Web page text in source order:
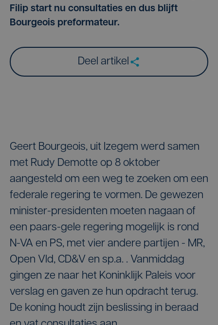
Filip start nu consultaties en dus blijft
Bourgeois preformateur.
Deel artikel
Geert Bourgeois, uit Izegem werd samen
met Rudy Demotte op 8 oktober
aangesteld om een weg te zoeken om een
federale regering te vormen. De gewezen
minister-presidenten moeten nagaan of
een paars-gele regering mogelijk is rond
N-VA en PS, met vier andere partijen - MR,
Open Vld, CD&V en sp.a. . Vanmiddag
gingen ze naar het Koninklijk Paleis voor
verslag en gaven ze hun opdracht terug.
De koning houdt zijn beslissing in beraad